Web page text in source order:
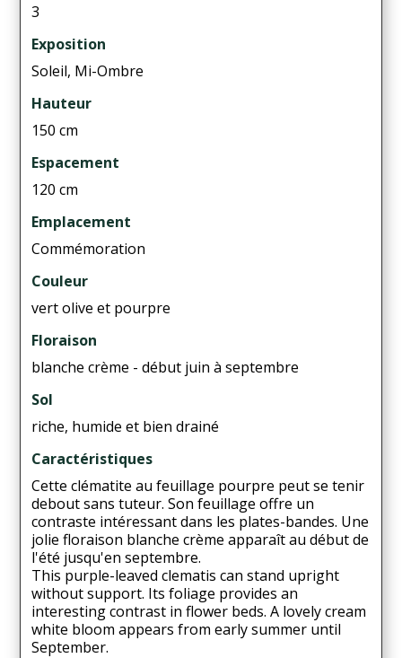
3
Exposition
Soleil, Mi-Ombre
Hauteur
150 cm
Espacement
120 cm
Emplacement
Commémoration
Couleur
vert olive et pourpre
Floraison
blanche crème - début juin à septembre
Sol
riche, humide et bien drainé
Caractéristiques
Cette clématite au feuillage pourpre peut se tenir
debout sans tuteur. Son feuillage offre un
contraste intéressant dans les plates-bandes. Une
jolie floraison blanche crème apparaît au début de
l'été jusqu'en septembre.
This purple-leaved clematis can stand upright
without support. Its foliage provides an
interesting contrast in flower beds. A lovely cream
white bloom appears from early summer until
September.